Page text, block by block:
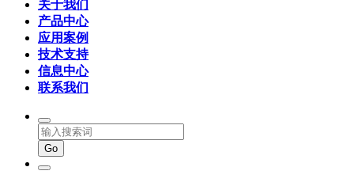
关于我们
产品中心
应用案例
技术支持
信息中心
联系我们